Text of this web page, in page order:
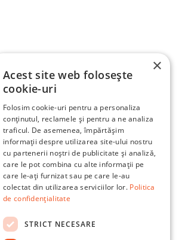
×
Acest site web folosește
cookie-uri
Folosim cookie-uri pentru a personaliza
conținutul, reclamele și pentru a ne analiza
traficul. De asemenea, împărtășim
informații despre utilizarea site-ului nostru
cu partenerii noștri de publicitate și analiză,
care le pot combina cu alte informații pe
care le-ați furnizat sau pe care le-au
colectat din utilizarea serviciilor lor. Politica
de confidențialitate
STRICT NECESARE